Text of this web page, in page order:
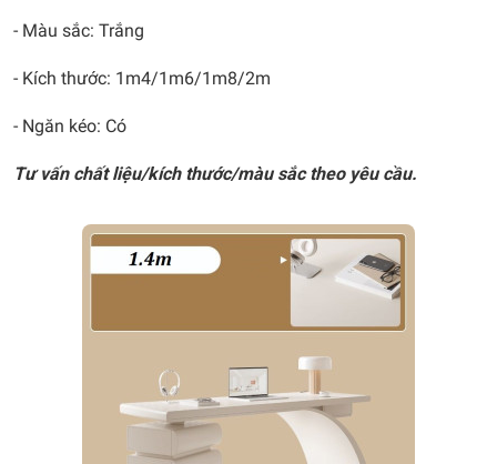
- Màu sắc: Trắng
- Kích thước: 1m4/1m6/1m8/2m
- Ngăn kéo: Có
Tư vấn chất liệu/kích thước/màu sắc theo yêu cầu.